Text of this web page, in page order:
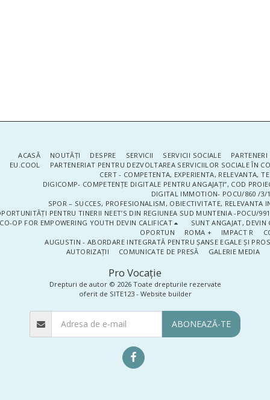
Pro Vocaţie
Drepturi de autor © 2026 Toate drepturile rezervate
oferit de SITE123- Website builder
ACASĂ NOUTĂŢI DESPRE SERVICII SERVICII SOCIALE
EU.COOL
PARTENERIAT PENTRU DEZVOLTAREA SERVICIILOR SOCIALE ÎN
CERT - COMPETENTA, EXPERIENTA, RELEVANTA,
DIGICOMP- COMPETENȚE DIGITALE PENTRU ANGAJAȚI”, COD
DIGITAL IMMOTION- POCU/860 /3/
SPOR – SUCCES, PROFESIONALISM, OBIECTIVITATE, RELEVANTA
PENTRU TINERII NEET’S DIN REGIUNEA SUD MUNTENIA -POCU/
CO-OP FOR EMPOWERING YOUTH DEVIN CALIFICAT
SUNT ANGAJAT, DEVIN
OPORTUN
ROMA + IMPACT R
AUGUSTIN - ABORDARE INTEGRATĂ PENTRU ȘANSE EGALE ȘI
AUTORIZAȚII
COMUNICATE DE PRESĂ GALERIE MEDIA
ABONEAZĂ-TE